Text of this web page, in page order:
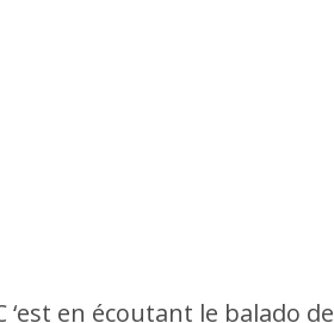
en écoutant le balado